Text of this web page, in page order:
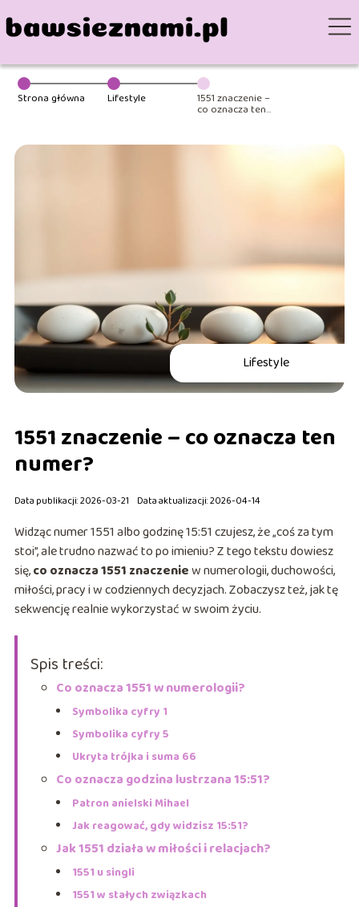
Strona główna Lifestyle 1551 znaczenie –
co oznacza ten
Lifestyle
1551 znaczenie – co oznacza ten
numer?
Data publikacji: 2026-03-21 Data aktualizacji: 2026-04-14
Widząc numer 1551 albo godzinę 15:51 czujesz, że „coś za tym
stoi”, ale trudno nazwać to po imieniu? Z tego tekstu dowiesz
się,co oznacza 1551 znaczeniew numerologii, duchowości,
miłości, pracy i w codziennych decyzjach. Zobaczysz też, jak tę
sekwencję realnie wykorzystać w swoim życiu.
Spis treści:
Co oznacza 1551 w numerologii?
Symbolika cyfry 1
Symbolika cyfry 5
Ukryta trójka i suma 66
Co oznacza godzina lustrzana 15:51?
Patron anielski Mihael
Jak reagować, gdy widzisz 15:51?
Jak 1551 działa w miłości i relacjach?
1551 u singli
1551 w stałych związkach